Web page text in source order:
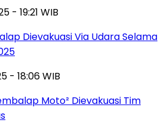
- 19:21 WIB
Dievakuasi Via Udara Selama
- 18:06 WIB
Moto² Dievakuasi Tim